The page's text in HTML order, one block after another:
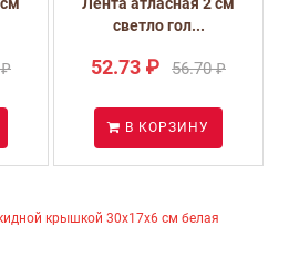
светло гол...
52.73 ₽ 56.70 ₽
В КОРЗИНУ
крышкой 30x17x6 см белая